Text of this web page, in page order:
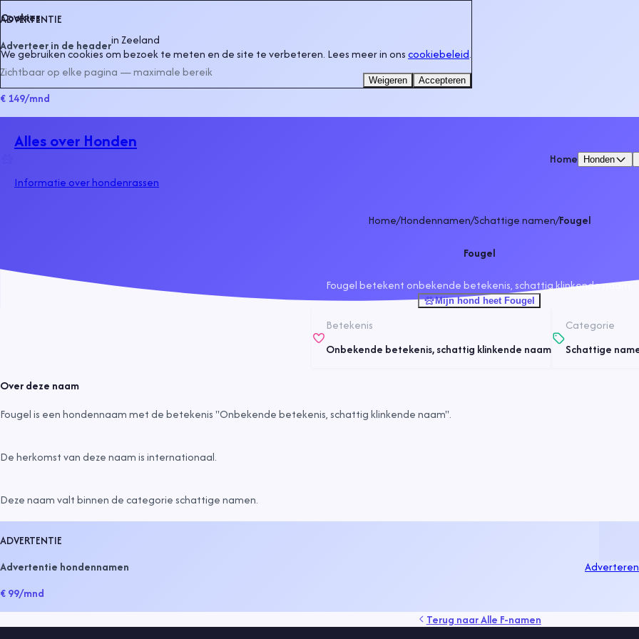
ADVERTENTIE
Adverteer in de headerinZeeland
Zichtbaar op elke pagina — maximale bereik
€ 149/mnd
Alles over Honden
Informatie over hondenrassen
Home Honden
Home/Hondennamen/Schattige namen/Fougel
Fougel
Fougel betekent onbekende betekenis, schattig klinkende naam.
Mijn hond heet Fougel
Betekenis
Onbekende betekenis, schattig klinkende naam
Categorie
Schattige
Over deze naam
Fougel is een hondennaam met de betekenis "Onbekende betekenis, schattig klinkende naam".
De herkomst van deze naam isinternationaal.
Deze naam valt binnen de categorieschattige namen.
ADVERTENTIE
Advertentie hondennamen
€ 99/mnd
Adverteren
Terug naarAlle F-namen
Cookies
We gebruiken cookies om bezoek te meten en de site te verbeteren. Lees meer in onscookiebeleid.
Weigeren Accepteren